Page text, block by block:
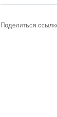
Поделиться